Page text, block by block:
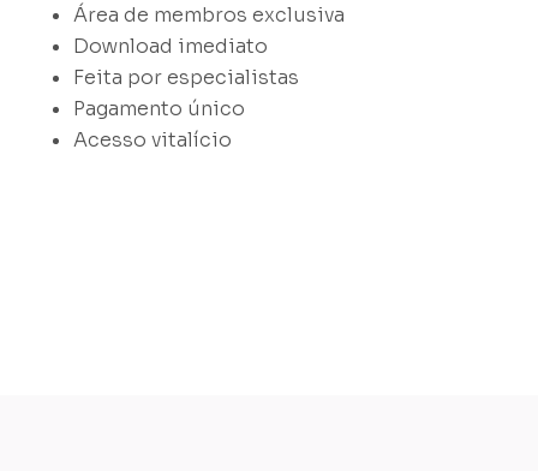
Área de membros exclusiva
Download imediato
Feita por especialistas
Pagamento único
Acesso vitalício